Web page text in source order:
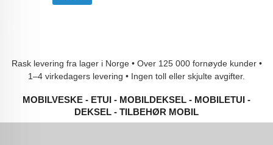
Rask levering fra lager i Norge • Over 125 000 fornøyde kunder •
1–4 virkedagers levering • Ingen toll eller skjulte avgifter.
MOBILVESKE - ETUI - MOBILDEKSEL - MOBILETUI -
DEKSEL - TILBEHØR MOBIL